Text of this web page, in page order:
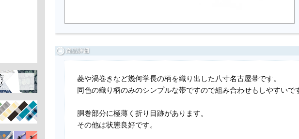
菱や渦巻きなど幾何学長の柄を織り出した八寸名古屋帯です。
同色の織り柄のみのシンプルな帯ですので組み合わせもしやすいで
胴巻部分に極薄く折り目跡があります。
その他は状態良好です。